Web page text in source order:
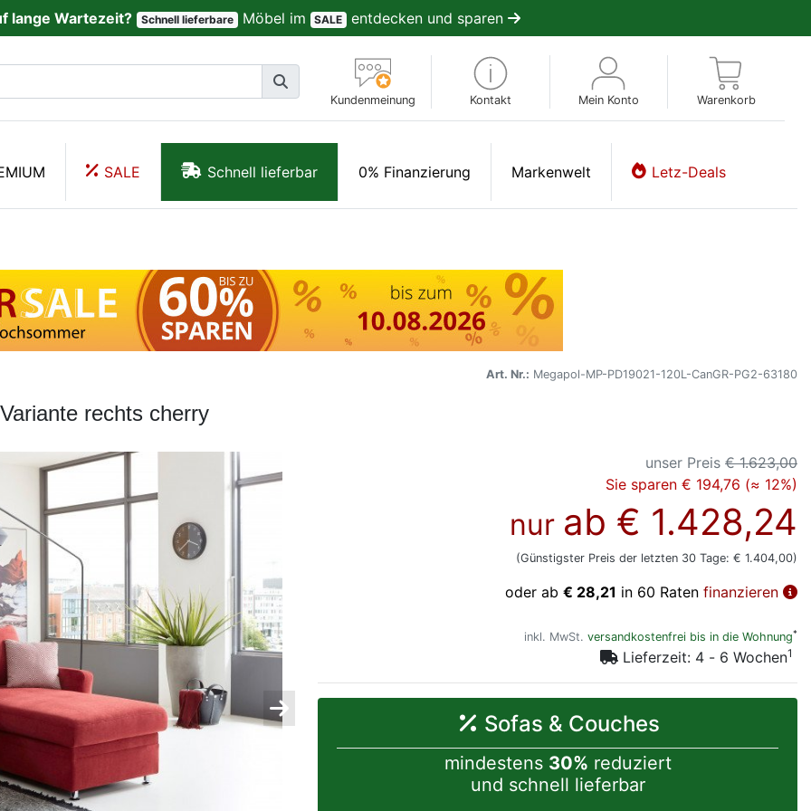
lange Wartezeit? Schnell lieferbare Möbel im SALE entdecken und sparen
Kundenmeinung Kontakt Mein Konto Warenkorb
SALE Schnell lieferbar 0% Finanzierung Markenwelt Letz-Deals
Art. Nr.: Megapol-MP-PD19021-120L-CanGR-PG2-63180
rechts cherry
unser Preis € 1.623,00
Sie sparen € 194,76 (≈ 12%)
nur ab € 1.428,24
(Günstigster Preis der letzten 30 Tage: € 1.404,00)
oder ab € 28,21 in 60 Raten finanzieren
inkl. MwSt. versandkostenfrei bis in die Wohnung*
Lieferzeit: 4 - 6 Wochen1
Sofas & Couches
mindestens 30% reduziert
und schnell lieferbar